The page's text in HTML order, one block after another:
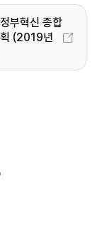
부혁신 종합
(2019년